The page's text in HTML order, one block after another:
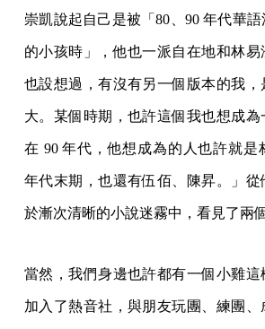
崇凱說起自己是被「80、90 年代華
的小孩時」，他也一派自在地和林
也設想過，有沒有另一個版本的我
大。某個時期，也許這個我也想成為
在 90 年代，他想成為的人也許就是
年代末期，也還有伍佰、陳昇。」
於漸次清晰的小說迷霧中，看見了兩
當然，我們身邊也許都有一個小雞
加入了熱音社，與朋友玩團、練團、